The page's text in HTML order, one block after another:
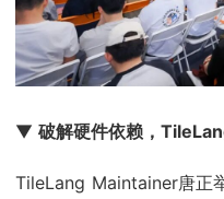
▼破解硬件依赖，
TileLang Maintainer唐正